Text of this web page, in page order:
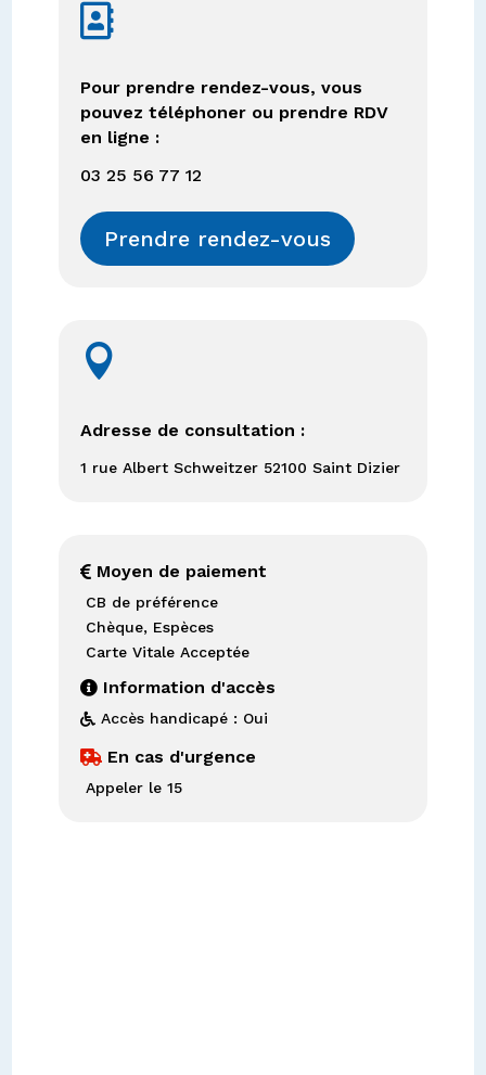

Pour prendre rendez-vous, vous
pouvez téléphoner ou prendre RDV
en ligne :
03 25 56 77 12
Prendre rendez-vous

Adresse de consultation :
1 rue Albert Schweitzer 52100 Saint Dizier
 Moyen de paiement
CB de préférence
Chèque, Espèces
Carte Vitale Acceptée
 Information d'accès
 Accès handicapé : Oui
 En cas d'urgence
Appeler le 15